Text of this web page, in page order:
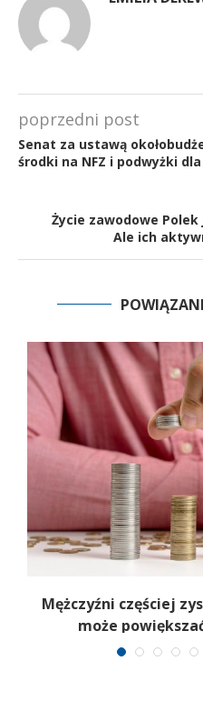
poprzedni post
Senat za ustawą
środki na NFZ i podwyżki
Życie zawodowe
Ale ich
Mężczyźni częściej
może